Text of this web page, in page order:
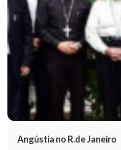
Angústia no R.de Janeiro